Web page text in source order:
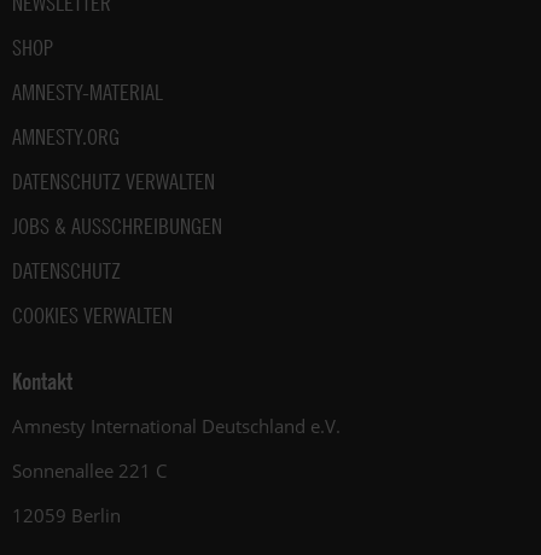
SHOP
AMNESTY-MATERIAL
AMNESTY.ORG
DATENSCHUTZ VERWALTEN
JOBS & AUSSCHREIBUNGEN
DATENSCHUTZ
COOKIES VERWALTEN
Kontakt
Amnesty International Deutschland e.V.
Sonnenallee 221 C
12059 Berlin